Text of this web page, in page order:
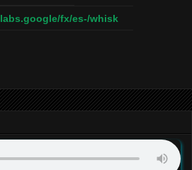
labs.google/fx/es-/whisk